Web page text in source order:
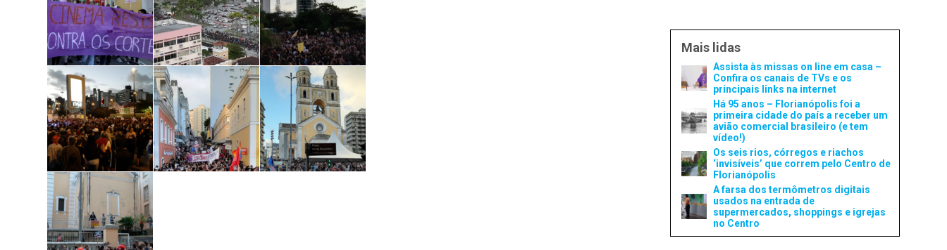
Mais lidas
Assista às missas on line em casa –
Confira os canais de TVs e os
principais links na internet
Há 95 anos – Florianópolis foi a
primeira cidade do país a receber um
avião comercial brasileiro (e tem
vídeo!)
Os seis rios, córregos e riachos
‘invisíveis’ que correm pelo Centro de
Florianópolis
A farsa dos termômetros digitais
usados na entrada de
supermercados, shoppings e igrejas
no Centro